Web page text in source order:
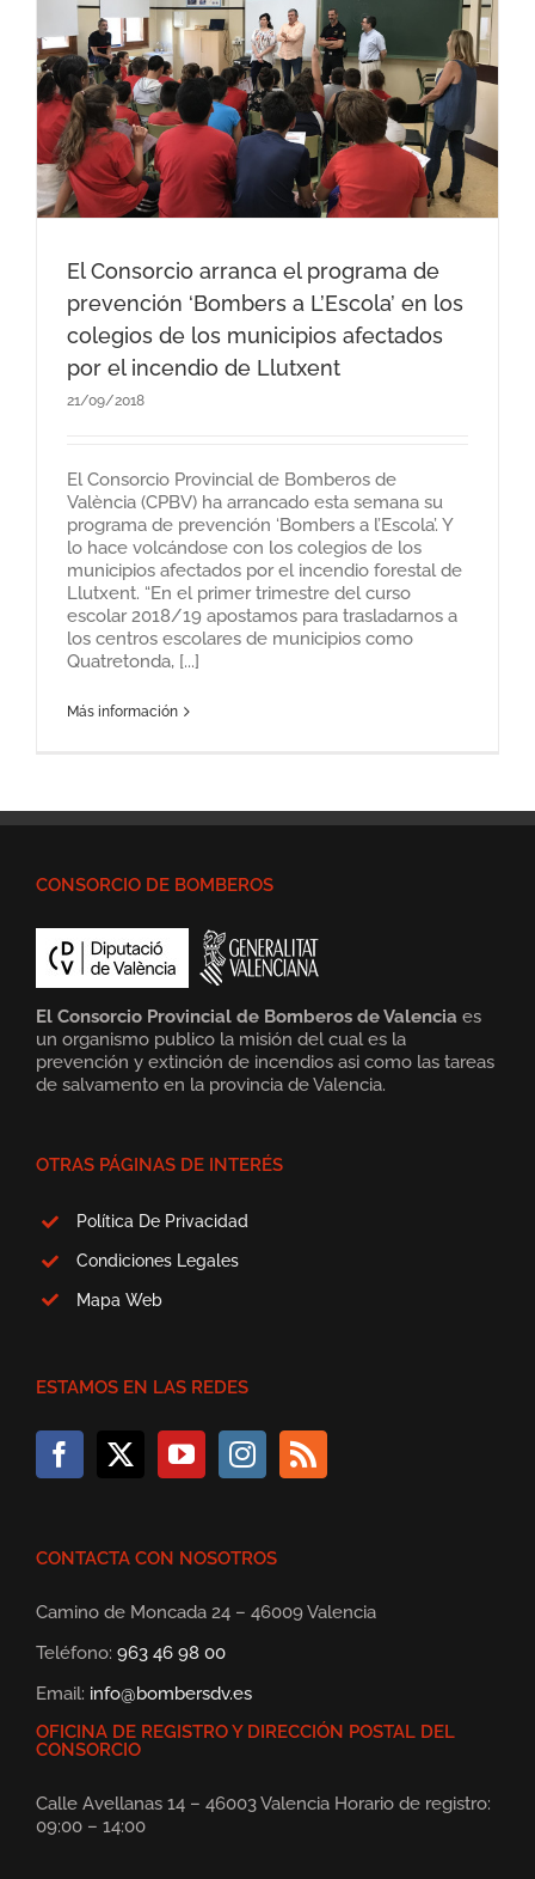
El Consorcio arranca el programa de
prevención ‘Bombers a L’Escola’ en los
colegios de los municipios afectados
por el incendio de Llutxent
21/09/2018
El Consorcio Provincial de Bomberos de
València (CPBV) ha arrancado esta semana su
programa de prevención ‘Bombers a l’Escola’. Y
lo hace volcándose con los colegios de los
municipios afectados por el incendio forestal de
Llutxent. “En el primer trimestre del curso
escolar 2018/19 apostamos para trasladarnos a
los centros escolares de municipios como
Quatretonda, [...]
Más información
CONSORCIO DE BOMBEROS
El Consorcio Provincial de Bomberos de Valencia es
un organismo publico la misión del cual es la
prevención y extinción de incendios asi como las tareas
de salvamento en la provincia de Valencia.
OTRAS PÁGINAS DE INTERÉS
Política De Privacidad
Condiciones Legales
Mapa Web
ESTAMOS EN LAS REDES
CONTACTA CON NOSOTROS
Camino de Moncada 24 – 46009 Valencia
Teléfono: 963 46 98 00
Email: info@bombersdv.es
OFICINA DE REGISTRO Y DIRECCIÓN POSTAL DEL
CONSORCIO
Calle Avellanas 14 – 46003 Valencia Horario de registro:
09:00 – 14:00